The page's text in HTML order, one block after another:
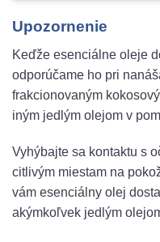
Upozornenie
Keďže esenciálne oleje
odporúčame ho pri
frakcionovaným
iným jedlým olejom v
Vyhýbajte sa kontaktu s
citlivým miestam na
vám esenciálny olej
akýmkoľvek jedlým